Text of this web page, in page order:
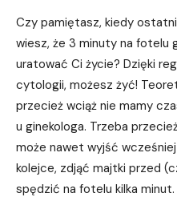
Czy pamiętasz, kiedy
wiesz, że 3 minuty na fotelu
uratować Ci życie? Dzięki
cytologii, możesz żyć!
przecież wciąż nie mamy
u ginekologa. Trzeba
może nawet wyjść
kolejce, zdjąć majtki przed
spędzić na fotelu kilka